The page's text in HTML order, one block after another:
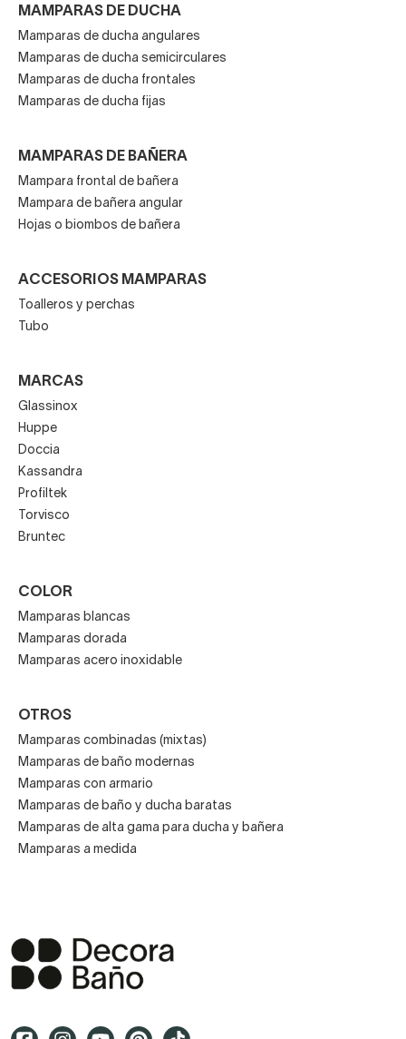
MAMPARAS DE DUCHA
Mamparas de ducha angulares
Mamparas de ducha semicirculares
Mamparas de ducha frontales
Mamparas de ducha fijas
MAMPARAS DE BAÑERA
Mampara frontal de bañera
Mampara de bañera angular
Hojas o biombos de bañera
ACCESORIOS MAMPARAS
Toalleros y perchas
Tubo
MARCAS
Glassinox
Huppe
Doccia
Kassandra
Profiltek
Torvisco
Bruntec
COLOR
Mamparas blancas
Mamparas dorada
Mamparas acero inoxidable
OTROS
Mamparas combinadas (mixtas)
Mamparas de baño modernas
Mamparas con armario
Mamparas de baño y ducha baratas
Mamparas de alta gama para ducha y bañera
Mamparas a medida